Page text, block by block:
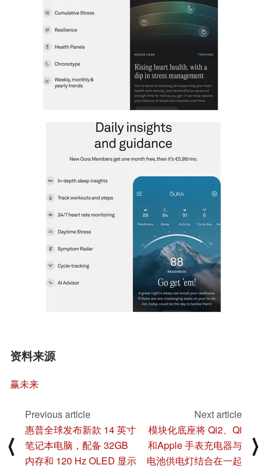
资料来源
赢未来
⟨
Previous article
惠普全球发布新款 14 英寸
笔记本电脑，配备 32GB
内存和 120 Hz OLED 显示
Next article
模块化底座将 Qi2、Qi
和Apple 手表充电器与
电池供电灯结合在一起
⟩